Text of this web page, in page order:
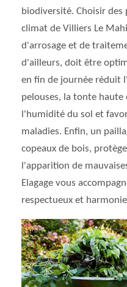
biodiversité. Choisir des
climat de Villiers Le
d'arrosage et de
d'ailleurs, doit être
en fin de journée réduit
pelouses, la tonte haute
l'humidité du sol et
maladies. Enfin, un
copeaux de bois,
l'apparition de
Elagage vous
respectueux et